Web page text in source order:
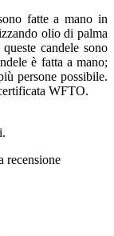
fatte a mano in
olio di palma
candele sono
è fatta a mano;
persone possibile.
WFTO.
recensione